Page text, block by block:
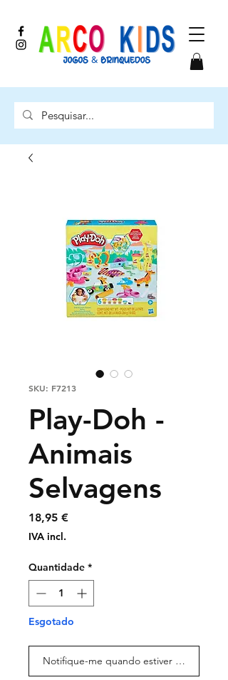
SKU: F7213
Play-Doh -
Animais
Selvagens
18,95 €Preço
IVA incl.
Quantidade *
Esgotado
Notifique-me quando estiver disponível